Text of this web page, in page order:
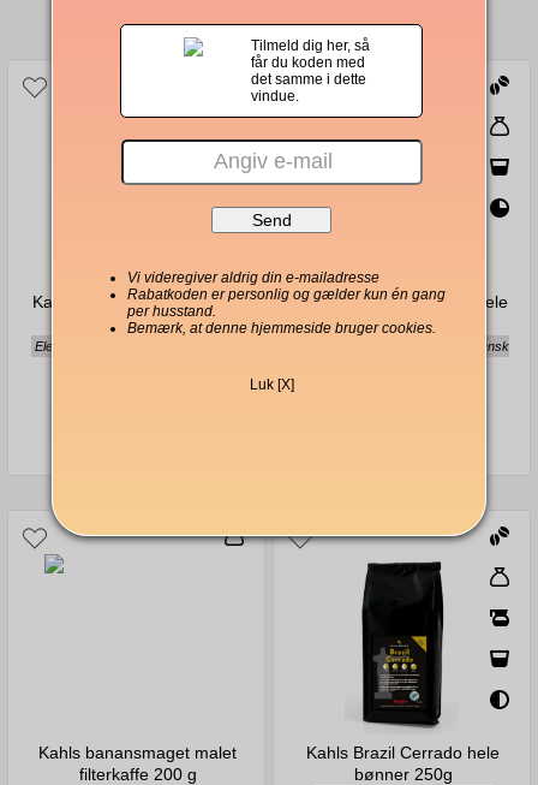
Andre købte også
Kahls 224,8° Espresso hele
bønner 1000g
Elegant, chokladig, norditaliensk stil
Kahls 234,0° Espresso hele
bønner 1000g
Kraftig, chokoladeagtig, syditaliensk
Kahls banansmaget malet
filterkaffe 200 g
Kahls Brazil Cerrado hele
bønner 250g
Tilmeld dig her, så
får du koden med
det samme i dette
vindue.
Vi videregiver aldrig din e-mailadresse
Rabatkoden er personlig og gælder kun én gang
per husstand.
Bemærk, at denne hjemmeside bruger cookies.
Luk [X]